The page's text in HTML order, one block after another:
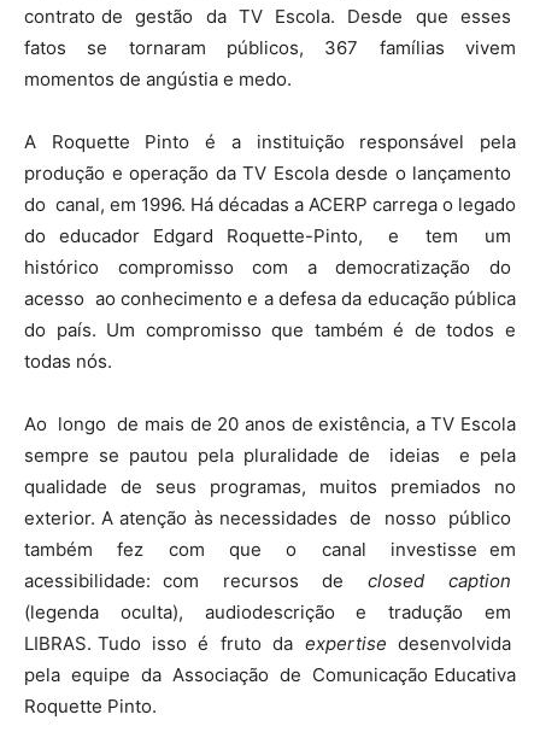
contrato de gestão da TV Escola. Desde que esses
fatos se tornaram públicos, 367 famílias vivem
momentos de angústia e medo.
A Roquette Pinto é a instituição responsável pela
produção e operação da TV Escola desde o lançamento
do canal, em 1996. Há décadas a ACERP carrega o legado
do educador Edgard Roquette-Pinto, e tem um
histórico compromisso com a democratização do
acesso ao conhecimento e a defesa da educação pública
do país. Um compromisso que também é de todos e
todas nós.
Ao longo de mais de 20 anos de existência, a TV Escola
sempre se pautou pela pluralidade de ideias e pela
qualidade de seus programas, muitos premiados no
exterior. A atenção às necessidades de nosso público
também fez com que o canal investisse em
acessibilidade: com recursos declosed caption
(legenda oculta), audiodescrição e tradução em
LIBRAS. Tudo isso é fruto da expertisedesenvolvida
pela equipe da Associação de Comunicação Educativa
Roquette Pinto.